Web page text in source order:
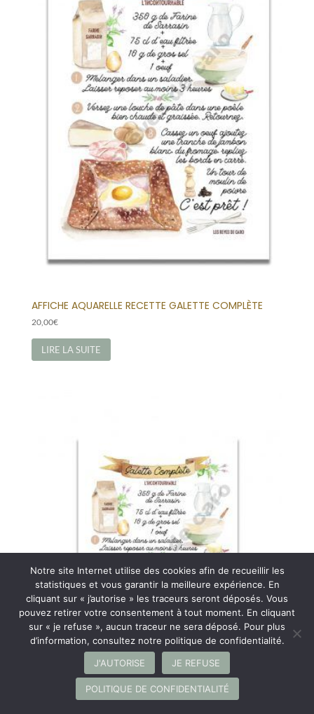
AFFICHE AQUARELLE RECETTE GALETTE COMPLÈTE
20,00€
LIRE LA SUITE
Notre site Internet utilise des cookies afin de recueillir les
statistiques et vous garantir la meilleure expérience. En
cliquant sur « j’autorise » les traceurs seront déposés. Vous
pouvez retirer votre consentement à tout moment. En cliquant
sur « je refuse », aucun traceur ne sera déposé. Pour plus
d’information, consultez notre politique de confidentialité.
J'AUTORISE
JE REFUSE
POLITIQUE DE CONFIDENTIALITÉ